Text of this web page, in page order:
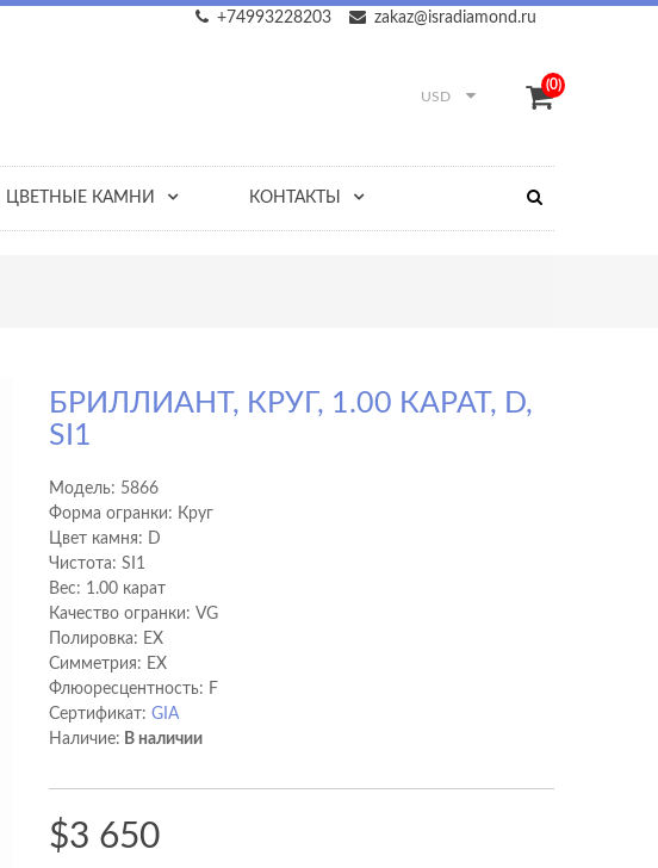
zakaz@isradiamond.ru
+74993228203
USD
(0)
ЦВЕТНЫЕ КАМНИ КОНТАКТЫ
БРИЛЛИАНТ, КРУГ, 1.00 КАРАТ, D,
SI1
Модель: 5866
Форма огранки: Круг
Цвет камня: D
Чистота: SI1
Вес: 1.00 карат
Качество огранки: VG
Полировка: EX
Cимметрия: EX
Флюоресцентность: F
Сертификат:GIA
Наличие: В наличии
$3 650